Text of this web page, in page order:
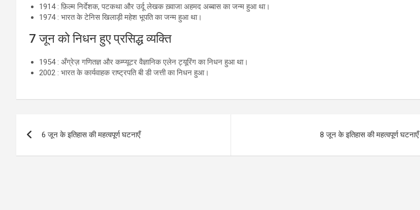
1914 : फ़िल्म निर्देशक, पटकथा और उर्दू लेखक ख़्वाजा अहमद अब्बास का जन्म हुआ था।
1974 : भारत के टेनिस खिलाड़ी महेश भूपति का जन्म हुआ था।
7 जून को निधन हुए प्रसिद्ध व्यक्ति
1954 : अँग्रेज़ गणितज्ञ और कम्प्यूटर वैज्ञानिक एलेन ट्यूरिंग का निधन हुआ था।
2002 : भारत के कार्यवाहक राष्ट्रपति बी डी जत्ती का निधन हुआ।
navigation
6 जून के इतिहास की महत्वपूर्ण घटनाएँ 8 जून के इतिहास की महत्वपूर्ण घटनाएँ